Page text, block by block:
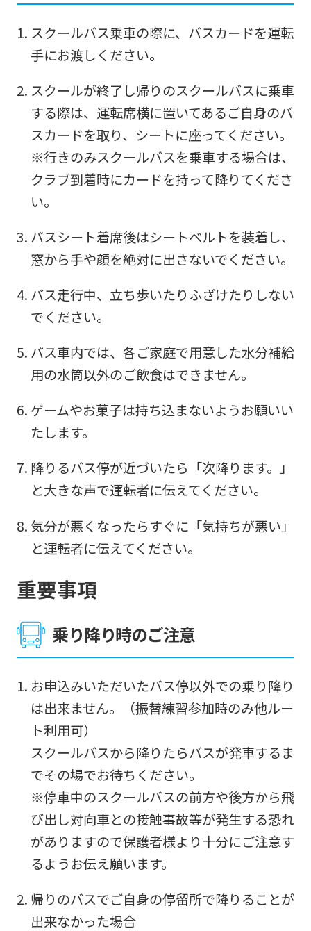
スクールバス乗車の際に、バスカードを運転
手にお渡しください。
スクールが終了し帰りのスクールバスに乗車
する際は、運転席横に置いてあるご自身のバ
スカードを取り、シートに座ってください。
※行きのみスクールバスを乗車する場合は、
クラブ到着時にカードを持って降りてくださ
い。
バスシート着席後はシートベルトを装着し、
窓から手や顔を絶対に出さないでください。
バス走行中、立ち歩いたりふざけたりしない
でください。
バス車内では、各ご家庭で用意した水分補給
用の水筒以外のご飲食はできません。
ゲームやお菓子は持ち込まないようお願いい
たします。
降りるバス停が近づいたら「次降ります。」
と大きな声で運転者に伝えてください。
気分が悪くなったらすぐに「気持ちが悪い」
と運転者に伝えてください。
重要事項
乗り降り時のご注意
お申込みいただいたバス停以外での乗り降り
は出来ません。（振替練習参加時のみ他ルー
ト利用可）
スクールバスから降りたらバスが発車するま
でその場でお待ちください。
※停車中のスクールバスの前方や後方から飛
び出し対向車との接触事故等が発生する恐れ
がありますので保護者様より十分にご注意す
るようお伝え願います。
帰りのバスでご自身の停留所で降りることが
出来なかった場合
For
foreigners
Central
official
website
automatically
into
English.
the
link
translation)
to
return
to
top
page.
However,
if
you
use
automatic